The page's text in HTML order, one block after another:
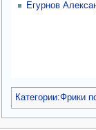
Егурнов
Категории:Фрики